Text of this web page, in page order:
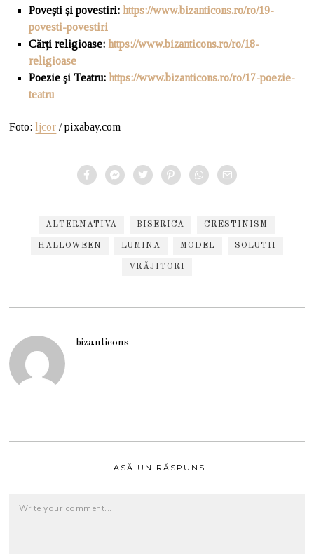
Povești și povestiri: https://www.bizanticons.ro/ro/19-
povesti-povestiri
Cărți religioase: https://www.bizanticons.ro/ro/18-
religioase
Poezie și Teatru: https://www.bizanticons.ro/ro/17-poezie-
teatru
Foto:ljcor / pixabay.com
ALTERNATIVA BISERICA CRESTINISM
HALLOWEEN LUMINA MODEL SOLUTII
VRĂJITORI
bizanticons
LASĂ UN RĂSPUNS